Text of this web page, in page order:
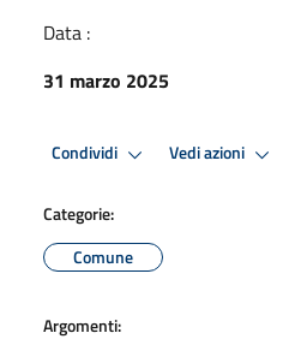
Data :
31 marzo 2025
Condividi Vedi azioni
Categorie:
Comune
Argomenti: